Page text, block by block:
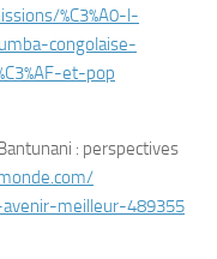
%C3%A0-l-
congolaise-
et-pop
: perspectives
meilleur-489355